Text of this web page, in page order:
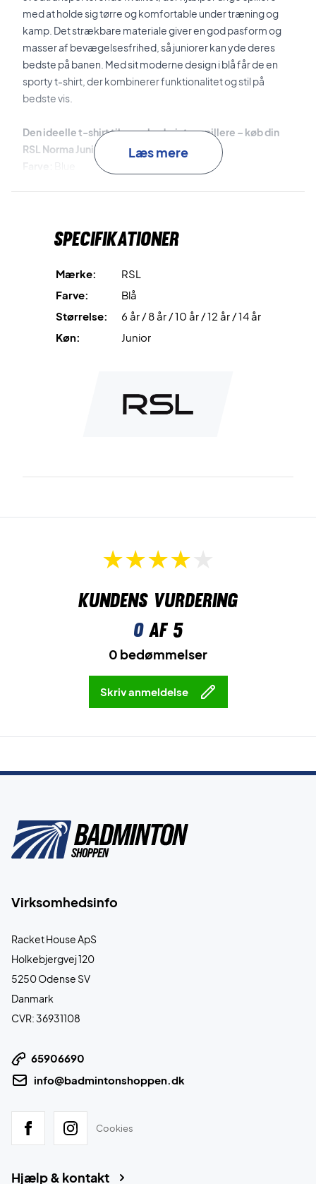
med at holde sig tørre og komfortable under træning og
kamp. Det strækbare materiale giver en god pasform og
masser af bevægelsesfrihed, så juniorer kan yde deres
bedste på banen. Med sit moderne design i blå får de en
sporty t-shirt, der kombinerer funktionalitet og stil på
bedste vis.
Den ideelle t-shirt til unge badmintonspillere – køb din
RSL Norma Junior t-shirt i dag!
Læs mere
Specifikationer
Mærke:
RSL
Farve:
Blå
Størrelse:
6 år / 8 år / 10 år / 12 år / 14 år
Køn:
Junior
Kundens vurdering
0af 5
0 bedømmelser
Skriv anmeldelse
Virksomhedsinfo
Racket House ApS
Holkebjergvej 120
5250 Odense SV
Danmark
CVR: 36931108
65906690
info@badmintonshoppen.dk
Cookies
Hjælp & kontakt